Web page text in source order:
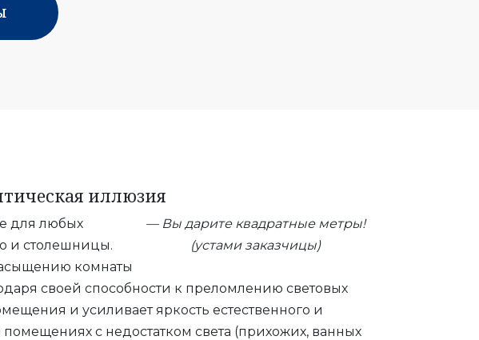
иллюзия
— Вы дарите квадратные метры!
(устами заказчицы)
для любых
и столешницы.
комнаты
своей способности к преломлению световых
и усиливает яркость естественного и
с недостатком света (прихожих, ванных